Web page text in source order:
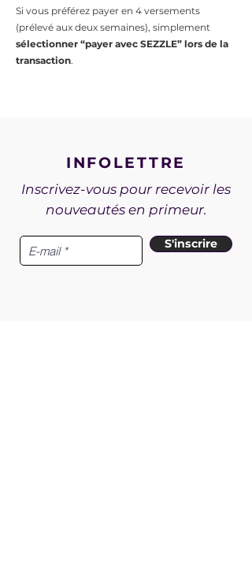
​Si vous préférez payer en 4 versements
(prélevé aux deux semaines), simplement
sélectionner “payer avec SEZZLE” lors de la
transaction.
INFOLETTRE
Inscrivez-vous pour recevoir les
nouveautés en primeur.
S'inscrire